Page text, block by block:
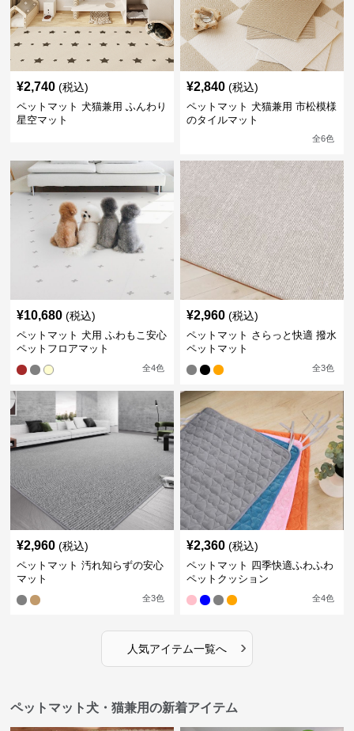
¥2,740 (税込)
ペットマット 犬猫兼用 ふんわり
星空マット
¥2,840 (税込)
ペットマット 犬猫兼用 市松模様
のタイルマット
全6色
¥10,680 (税込)
ペットマット 犬用 ふわもこ安心
ペットフロアマット
全4色
¥2,960 (税込)
ペットマット さらっと快適 撥水
ペットマット
全3色
¥2,960 (税込)
ペットマット 汚れ知らずの安心
マット
全3色
¥2,360 (税込)
ペットマット 四季快適ふわふわ
ペットクッション
全4色
人気アイテム一覧へ ›
ペットマット犬・猫兼用の新着アイテム